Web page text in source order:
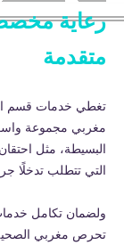
رعاية
متقدمة
تغطي خدمات قسم
مغربي مجموعة
البسيطة، مثل
التي تتطلب تدخلًا
ولضمان تكامل
تحرص مغربي